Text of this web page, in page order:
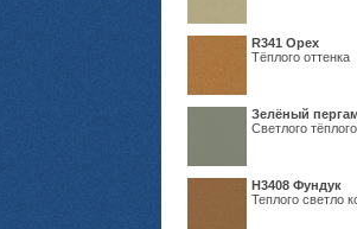
R341 Орех
Тёплого оттенка
Зелёный
Светлого
Н3408 Фундук
Теплого светло